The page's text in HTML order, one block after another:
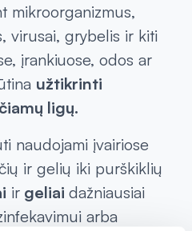
mikroorganizmus,
virusai, grybelis ir kiti
įrankiuose, odos ar
užtikrinti
ligų.
naudojami įvairiose
ir gelių iki purškiklių
ir geliai dažniausiai
arba